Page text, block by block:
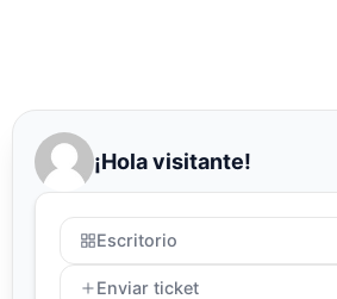
¡Hola visitante!
Escritorio
Enviar ticket